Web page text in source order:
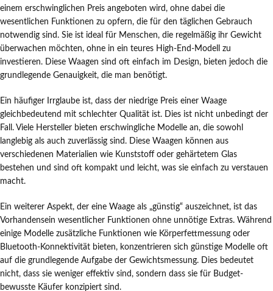
einem erschwinglichen Preis angeboten wird, ohne dabei die
wesentlichen Funktionen zu opfern, die für den täglichen Gebrauch
notwendig sind. Sie ist ideal für Menschen, die regelmäßig ihr Gewicht
überwachen möchten, ohne in ein teures High-End-Modell zu
investieren. Diese Waagen sind oft einfach im Design, bieten jedoch die
grundlegende Genauigkeit, die man benötigt.
Ein häufiger Irrglaube ist, dass der niedrige Preis einer Waage
gleichbedeutend mit schlechter Qualität ist. Dies ist nicht unbedingt der
Fall. Viele Hersteller bieten erschwingliche Modelle an, die sowohl
langlebig als auch zuverlässig sind. Diese Waagen können aus
verschiedenen Materialien wie Kunststoff oder gehärtetem Glas
bestehen und sind oft kompakt und leicht, was sie einfach zu verstauen
macht.
Ein weiterer Aspekt, der eine Waage als „günstig“ auszeichnet, ist das
Vorhandensein wesentlicher Funktionen ohne unnötige Extras. Während
einige Modelle zusätzliche Funktionen wie Körperfettmessung oder
Bluetooth-Konnektivität bieten, konzentrieren sich günstige Modelle oft
auf die grundlegende Aufgabe der Gewichtsmessung. Dies bedeutet
nicht, dass sie weniger effektiv sind, sondern dass sie für Budget-
bewusste Käufer konzipiert sind.